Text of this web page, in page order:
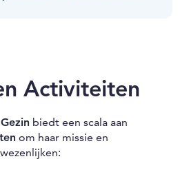
Activiteiten
biedt een scala aan
om haar missie en